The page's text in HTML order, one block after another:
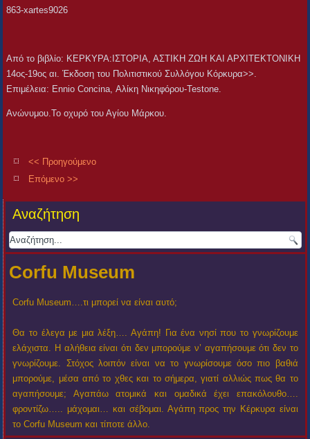
863-xartes9026
Aπό το βιβλίο: ΚΕΡΚΥΡΑ:ΙΣΤΟΡΙΑ, ΑΣΤΙΚΗ ΖΩΗ ΚΑΙ ΑΡΧΙΤΕΚΤΟΝΙΚΗ
14ος-19ος αι. Έκδοση του Πολιτιστικού Συλλόγου Κόρκυρα>>.
Επιμέλεια: Ennio Concina, Αλίκη Νικηφόρου-Testone.
Ανώνυμου.Το οχυρό του Αγίου Μάρκου.
<< Προηγούμενο
Επόμενο >>
Αναζήτηση
Corfu Museum
Corfu Museum….τι μπορεί να είναι αυτό;
Θα το έλεγα με μια λέξη…. Αγάπη! Για ένα νησί που το γνωρίζουμε
ελάχιστα. Η αλήθεια είναι ότι δεν μπορούμε ν’ αγαπήσουμε ότι δεν το
γνωρίζουμε. Στόχος λοιπόν είναι να το γνωρίσουμε όσο πιο βαθιά
μπορούμε, μέσα από το χθες και το σήμερα, γιατί αλλιώς πως θα το
αγαπήσουμε; Αγαπάω ατομικά και ομαδικά έχει επακόλουθο….
φροντίζω….. μάχομαι… και σέβομαι. Αγάπη προς την Κέρκυρα είναι
το Corfu Museum και τίποτε άλλο.